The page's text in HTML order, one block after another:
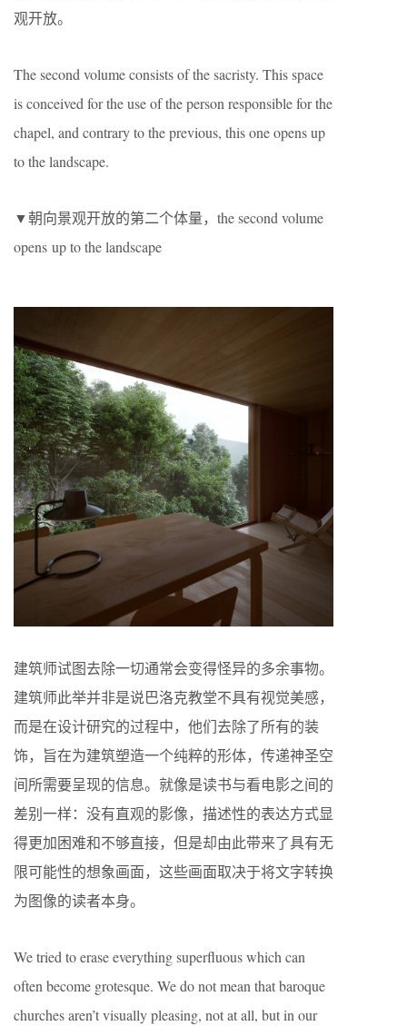
观开放。
The second volume consists of the sacristy. This space
is conceived for the use of the person responsible for the
chapel, and contrary to the previous, this one opens up
to the landscape.
▼朝向景观开放的第二个体量，the second volume
opens up to the landscape
建筑师试图去除一切通常会变得怪异的多余事物。
建筑师此举并非是说巴洛克教堂不具有视觉美感，
而是在设计研究的过程中，他们去除了所有的装
饰，旨在为建筑塑造一个纯粹的形体，传递神圣空
间所需要呈现的信息。就像是读书与看电影之间的
差别一样：没有直观的影像，描述性的表达方式显
得更加困难和不够直接，但是却由此带来了具有无
限可能性的想象画面，这些画面取决于将文字转换
为图像的读者本身。
We tried to erase everything superfluous which can
often become grotesque. We do not mean that baroque
churches aren’t visually pleasing, not at all, but in our